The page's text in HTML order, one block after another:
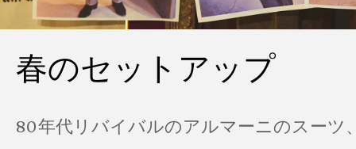
春のセットアップ
80年代リバイバルのアルマーニのスーツ